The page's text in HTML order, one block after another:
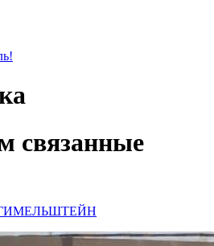
связанные
ГИМЕЛЬШТЕЙН